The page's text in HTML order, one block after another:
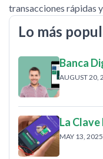
transacciones rápidas y
Lo más
Banca
AUGUST 20,
La
MAY 13,